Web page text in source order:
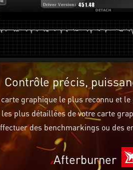
Contrôle précis,
graphique le plus reconnu et
plus détaillées de votre carte
des benchmarkings ou des
Afterburner